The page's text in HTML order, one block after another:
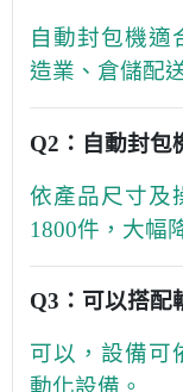
自動封包機適
造業、倉儲配
Q2：自動封包
依產品尺寸及
1800件，大幅
Q3：可以搭配
可以，設備可
動化設備。